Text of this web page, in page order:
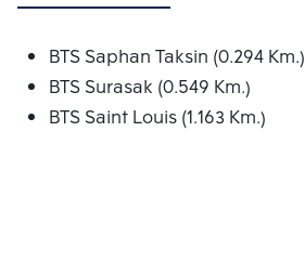
BTS Saphan Taksin (0.294 Km.)
BTS Surasak (0.549 Km.)
BTS Saint Louis (1.163 Km.)